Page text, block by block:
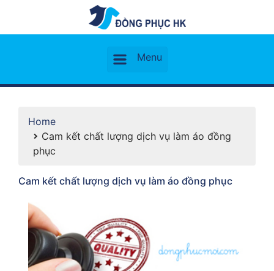
Home
Cam kết chất lượng dịch vụ làm áo đồng
phục
Cam kết chất lượng dịch vụ làm áo đồng phục